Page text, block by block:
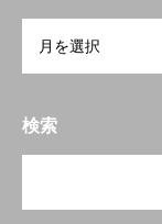
ABOUT US
BUSINESS
COMPANY
検索